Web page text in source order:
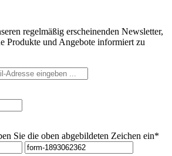
regelmäßig erscheinenden Newsletter,
Produkte und Angebote informiert zu
Sie die oben abgebildeten Zeichen ein*